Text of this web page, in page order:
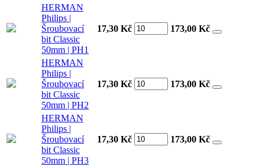
HERMAN
Philips |
Šroubovací
bit Classic
50mm | PH1
17,30 Kč 173,00 Kč
HERMAN
Philips |
Šroubovací
bit Classic
50mm | PH2
17,30 Kč 173,00 Kč
HERMAN
Philips |
Šroubovací
bit Classic
50mm | PH3
17,30 Kč 173,00 Kč